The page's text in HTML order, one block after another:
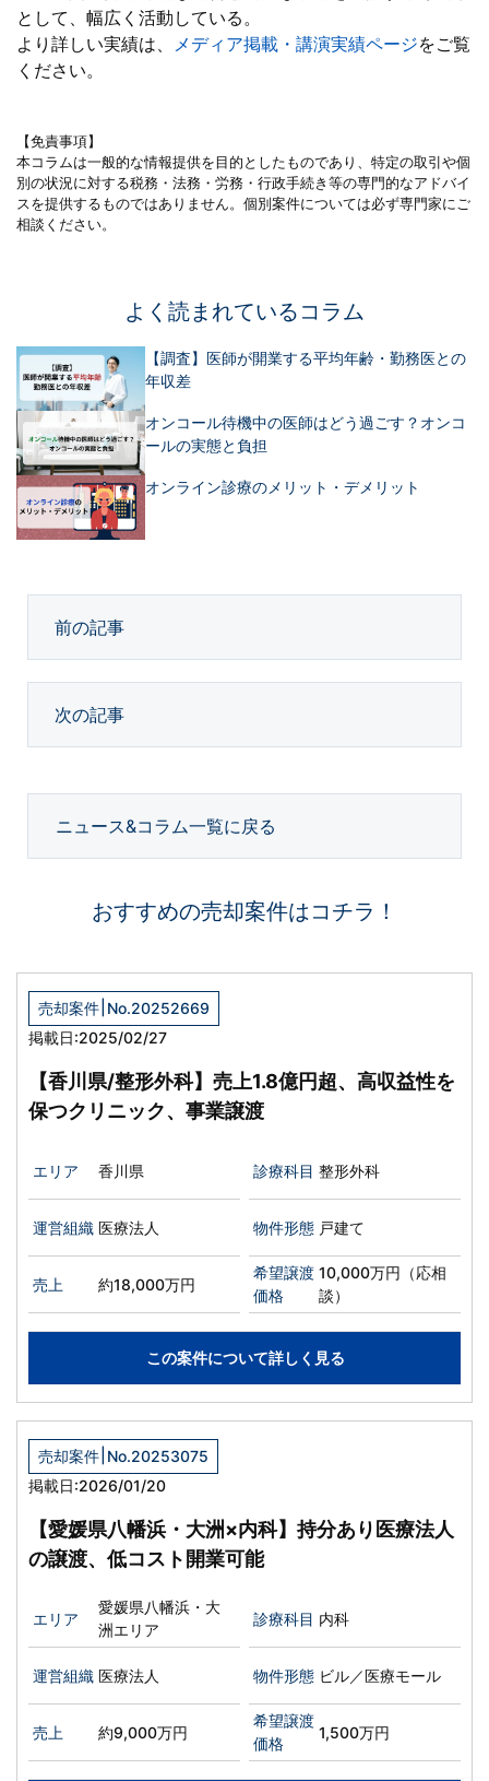
として、幅広く活動している。
より詳しい実績は、
メディア掲載・講演実績ページをご覧
ください。
【免責事項】
本コラムは一般的な情報提供を目的としたものであり、特定の取引や個
別の状況に対する税務・法務・労務・行政手続き等の専門的なアドバイ
スを提供するものではありません。個別案件については必ず専門家にご
相談ください。
よく読まれているコラム
【調査】医師が開業する平均年齢・勤務医との
年収差
オンコール待機中の医師はどう過ごす？オンコ
ールの実態と負担
オンライン診療のメリット・デメリット
前の記事
次の記事
ニュース&コラム一覧に戻る
おすすめの売却案件はコチラ！
売却案件 No.20252669
掲載日:2025/02/27
【香川県/整形外科】売上1.8億円超、高収益性を
保つクリニック、事業譲渡
エリア 香川県 診療科目 整形外科
運営組織 医療法人 物件形態 戸建て
売上 約18,000万円
希望譲渡
価格
10,000万円（応相
談）
この案件について詳しく見る
売却案件 No.20253075
掲載日:2026/01/20
【愛媛県八幡浜・大洲×内科】持分あり医療法人
の譲渡、低コスト開業可能
エリア
愛媛県八幡浜・大
洲エリア
診療科目 内科
運営組織 医療法人 物件形態 ビル／医療モール
売上 約9,000万円
希望譲渡
価格
1,500万円